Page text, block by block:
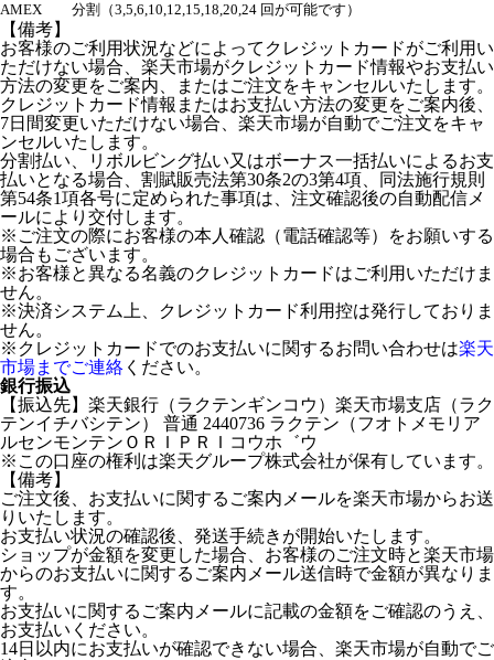
AMEX
分割（3,5,6,10,12,15,18,20,24 回が可能です）
【備考】
お客様のご利用状況などによってクレジットカードがご利用い
ただけない場合、楽天市場がクレジットカード情報やお支払い
方法の変更をご案内、またはご注文をキャンセルいたします。
クレジットカード情報またはお支払い方法の変更をご案内後、
7日間変更いただけない場合、楽天市場が自動でご注文をキャ
ンセルいたします。
分割払い、リボルビング払い又はボーナス一括払いによるお支
払いとなる場合、割賦販売法第30条2の3第4項、同法施行規則
第54条1項各号に定められた事項は、注文確認後の自動配信メ
ールにより交付します。
※ご注文の際にお客様の本人確認（電話確認等）をお願いする
場合もございます。
※お客様と異なる名義のクレジットカードはご利用いただけま
せん。
※決済システム上、クレジットカード利用控は発行しておりま
せん。
※クレジットカードでのお支払いに関するお問い合わせは楽天
市場までご連絡 ください。
銀行振込
【振込先】楽天銀行（ラクテンギンコウ）楽天市場支店（ラク
テンイチバシテン） 普通 2440736 ラクテン（フオトメモリア
ルセンモンテンＯＲＩＰＲＩコウホ゛ウ
※この口座の権利は楽天グループ株式会社が保有しています。
【備考】
ご注文後、お支払いに関するご案内メールを楽天市場からお送
りいたします。
お支払い状況の確認後、発送手続きが開始いたします。
ショップが金額を変更した場合、お客様のご注文時と楽天市場
からのお支払いに関するご案内メール送信時で金額が異なりま
す。
お支払いに関するご案内メールに記載の金額をご確認のうえ、
お支払いください。
14日以内にお支払いが確認できない場合、楽天市場が自動でご